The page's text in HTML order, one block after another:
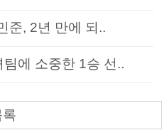
준, 2년 만에 되..
에 소중한 1승 선..
록